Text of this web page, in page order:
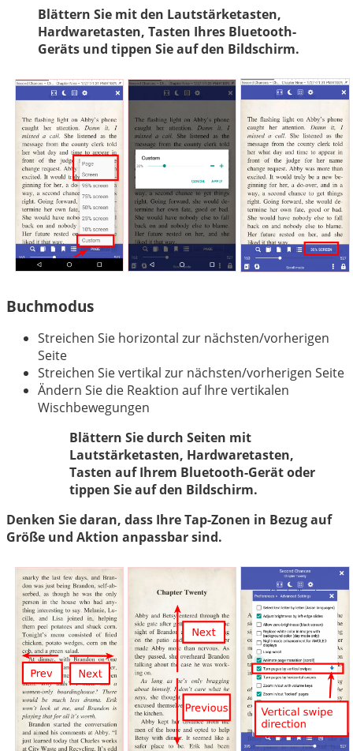
Blättern Sie mit den Lautstärketasten,
Hardwaretasten, Tasten Ihres Bluetooth-
Geräts und tippen Sie auf den Bildschirm.
Buchmodus
Streichen Sie horizontal zur nächsten/vorherigen
Seite
Streichen Sie vertikal zur nächsten/vorherigen Seite
Ändern Sie die Reaktion auf Ihre vertikalen
Wischbewegungen
Blättern Sie durch Seiten mit
Lautstärketasten, Hardwaretasten,
Tasten auf Ihrem Bluetooth-Gerät oder
tippen Sie auf den Bildschirm.
Denken Sie daran, dass Ihre Tap-Zonen in Bezug auf
Größe und Aktion anpassbar sind.